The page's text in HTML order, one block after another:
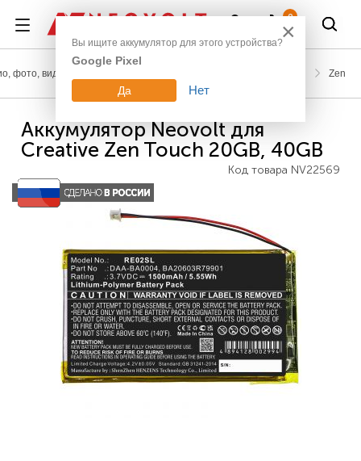
0
фото, видео Zen
Аккумулятор Neovolt для
Creative Zen Touch 20GB, 40GB
Код товара NV22569
×
Вы ищите аккумулятор для этого устройства?
Google Pixel
Да Нет